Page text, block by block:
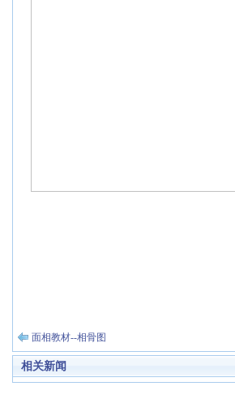
面相教材--相骨图
相关新闻